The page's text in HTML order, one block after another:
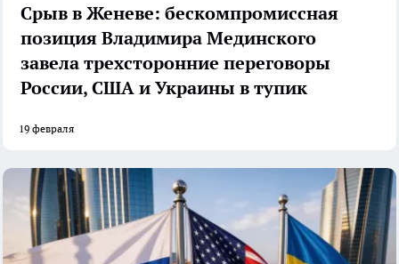
Срыв в Женеве: бескомпромиссная
позиция Владимира Мединского
завела трехсторонние переговоры
России, США и Украины в тупик
19 февраля